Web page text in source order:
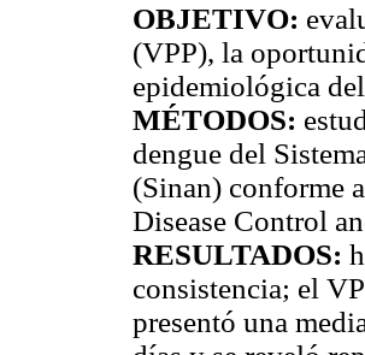
OBJETIVO:
(VPP), la
epidemiológica
MÉTODOS:
dengue del
(Sinan) conforme
Disease Control
RESULTADOS:
consistencia; el
presentó una